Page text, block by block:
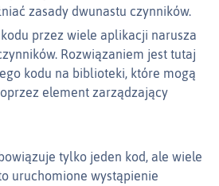
zasady dwunastu czynników.
przez wiele aplikacji narusza
Rozwiązaniem jest tutaj
kodu na biblioteki, które mogą
element zarządzający
tylko jeden kod, ale wiele
uruchomione wystąpienie